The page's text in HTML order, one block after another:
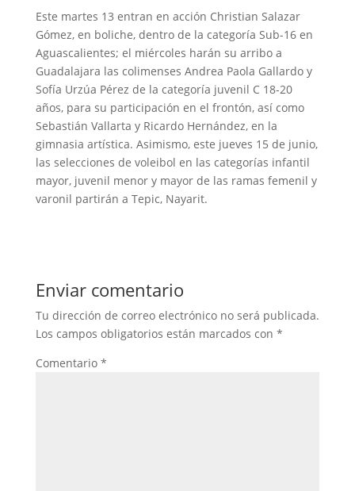
Este martes 13 entran en acción Christian Salazar
Gómez, en boliche, dentro de la categoría Sub-16 en
Aguascalientes; el miércoles harán su arribo a
Guadalajara las colimenses Andrea Paola Gallardo y
Sofía Urzúa Pérez de la categoría juvenil C 18-20
años, para su participación en el frontón, así como
Sebastián Vallarta y Ricardo Hernández, en la
gimnasia artística. Asimismo, este jueves 15 de junio,
las selecciones de voleibol en las categorías infantil
mayor, juvenil menor y mayor de las ramas femenil y
varonil partirán a Tepic, Nayarit.
Enviar comentario
Tu dirección de correo electrónico no será publicada.
Los campos obligatorios están marcados con *
Comentario *